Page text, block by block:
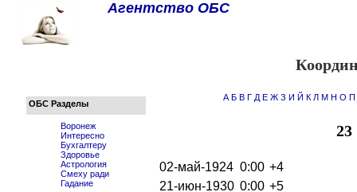
Агентство ОБС
ОБС Разделы
Воронеж
Интересно
Бухгалтеру
Здоровье
Астрология
Смеху ради
Гадание
А Б В Г Д Е Ж З И Й К Л М Н О П
23
02-май-1924 0:00 +4
21-июн-1930 0:00 +5